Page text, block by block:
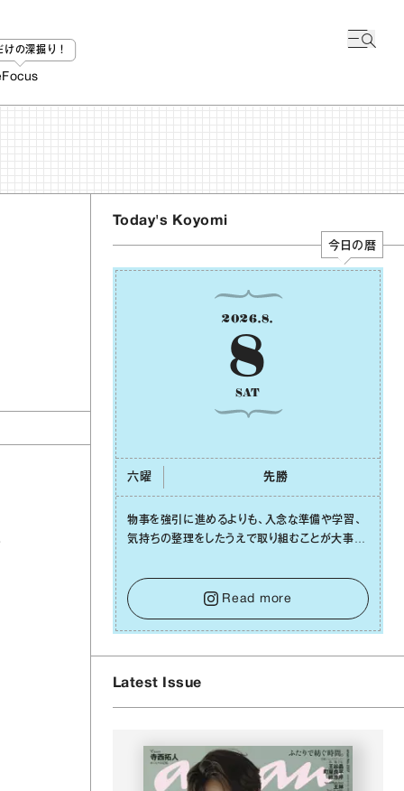
けの深掘り！
Focus
Today's Koyomi
今日の暦
2026.8.
8
SAT
六曜 先勝
物事を強引に進めるよりも、⼊念な準備や学習、
気持ちの整理をしたうえで取り組むことが⼤事な
も焦らないで。意思を伝える⼯夫をしたり、あなた
⾃⾝や疲れていそうな⼈をいたわることに時間を
使いましょう。ここでしっかりとエネルギーを蓄
え、困難を乗り越える⼒に変えましょう。
Read more
Latest Issue